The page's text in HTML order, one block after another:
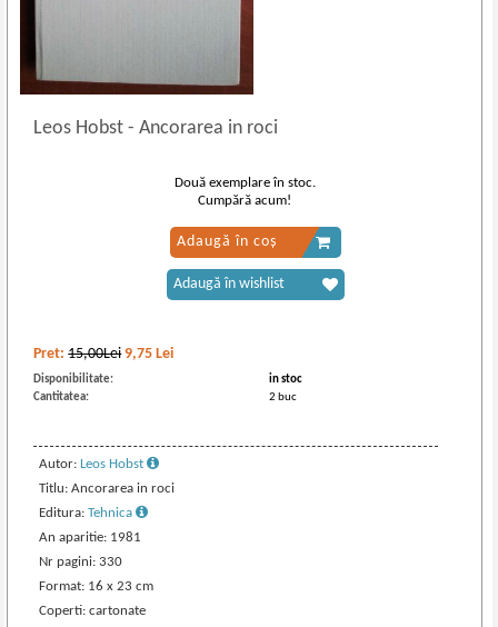
Leos Hobst- Ancorarea in roci
Pret:15,00Lei 9,75 Lei
Disponibilitate:
in stoc
Cantitatea:
2 buc
Autor:Leos Hobst
Titlu: Ancorarea in roci
Editura:Tehnica
An aparitie: 1981
Nr pagini: 330
Format: 16 x 23 cm
Coperti: cartonate
Două exemplare în stoc.
Cumpără acum!
Adaugă în coș
Adaugă în wishlist